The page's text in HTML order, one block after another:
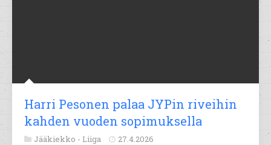
Harri Pesonen palaa JYPin riveihin
kahden vuoden sopimuksella
Jääkiekko - Liiga 27.4.2026